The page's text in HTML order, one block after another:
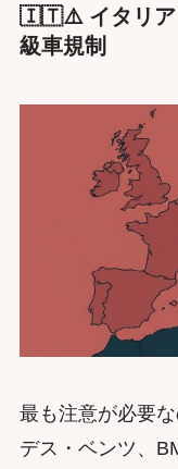
🇮🇹⚠️ イタリア
級車規制
最も注意が必要
デス・ベンツ、